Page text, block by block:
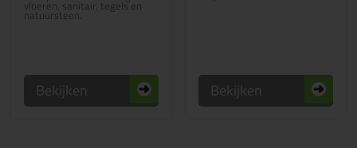
vloeren, sanitair, tegels en
natuursteen.
Bekijken Bekijken